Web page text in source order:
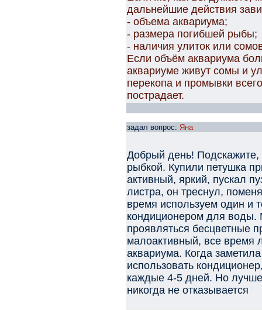
дальнейшие действия
- объема аквариума;
- размера погибшей рыбы;
- наличия улиток или
Если объём аквариума
аквариуме живут сомы и
перекопа и промывки
пострадает.
задал вопрос: Яна
Добрый день! Подскажите,
рыбкой. Купили петушка
активный, яркий, пускал
листра, он треснул,
время используем один и
кондиционером для воды.
проявляться бесцветные
малоактивный, все время
аквариума. Когда
использовать
каждые 4-5 дней. Но
никогда не отказывается